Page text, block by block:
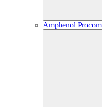
Amphenol Procom